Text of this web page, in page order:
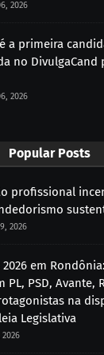
2026
a primeira
no DivulgaCand
2026
Popular Posts
profissional
2026
2026 em
PL, PSD, Avante,
na
Legislativa